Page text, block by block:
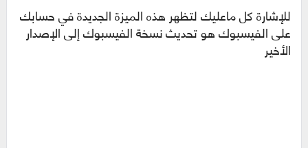
للإشارة كل ماعليك لتظهر هذه الميزة الجديدة في حسابك
على الفيسبوك هو تحديث نسخة الفيسبوك إلى الإصدار
الأخير